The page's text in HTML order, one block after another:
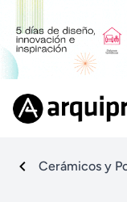
Cerámicos y